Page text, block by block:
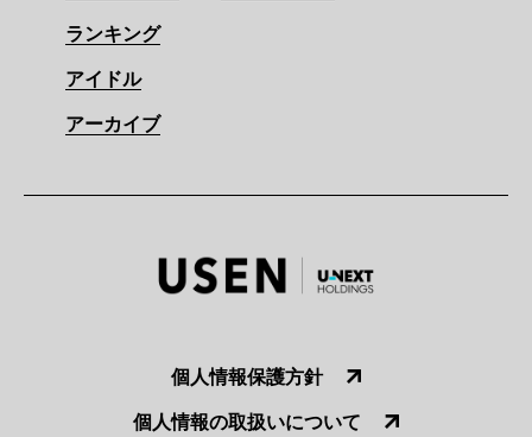
ランキング
アイドル
アーカイブ
個人情報保護方針
個人情報の取扱いについて